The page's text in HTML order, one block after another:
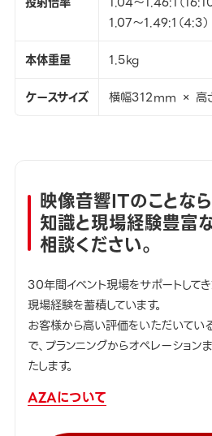
1.07～1.49:1（4:3）
本体重量
1.5kg
ケースサイズ
横幅312mm ×
映像音響ITのことなら
知識と現場経験豊富
相談ください。
30年間イベント現場をサポートして
現場経験を蓄積しています。
お客様から高い評価をいただいてい
で、プランニングからオペレーション
たします。
AZAについて